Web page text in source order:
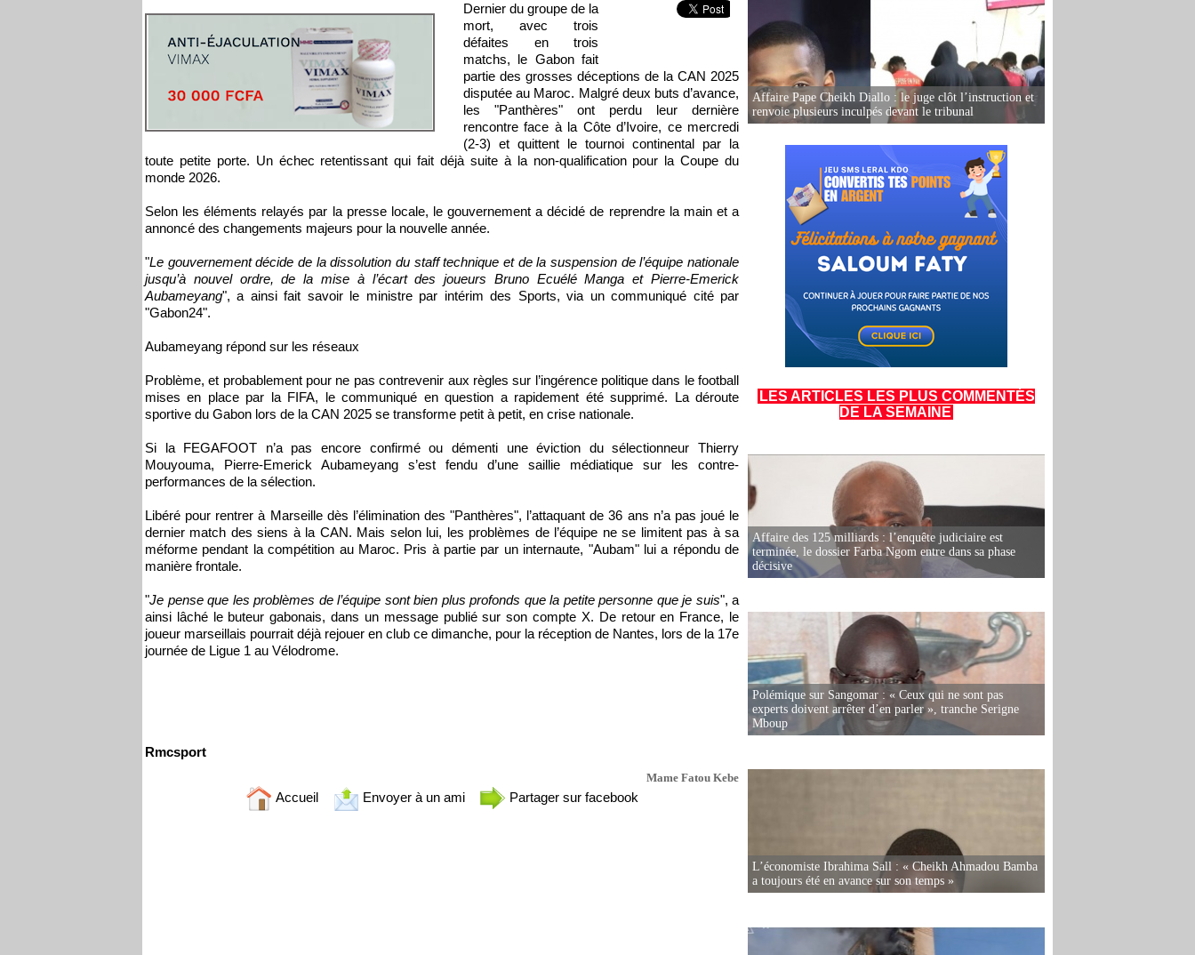
Dernier du groupe de la
mort, avec trois
défaites en trois
matchs, le Gabon fait
partie des grosses déceptions de la CAN 2025
disputée au Maroc. Malgré deux buts d’avance,
les "Panthères" ont perdu leur dernière
rencontre face à la Côte d’Ivoire, ce mercredi
(2-3) et quittent le tournoi continental par la
toute petite porte. Un échec retentissant qui fait déjà suite à la non-qualification pour la Coupe du
monde 2026.
Selon les éléments relayés par la presse locale, le gouvernement a décidé de reprendre la main et a
annoncé des changements majeurs pour la nouvelle année.
"Le gouvernement décide de la dissolution du staff technique et de la suspension de l’équipe nationale
jusqu’à nouvel ordre, de la mise à l’écart des joueurs Bruno Ecuélé Manga et Pierre-Emerick
Aubameyang", a ainsi fait savoir le ministre par intérim des Sports, via un communiqué cité par
"Gabon24".
Aubameyang répond sur les réseaux
Problème, et probablement pour ne pas contrevenir aux règles sur l’ingérence politique dans le football
mises en place par la FIFA, le communiqué en question a rapidement été supprimé. La déroute
sportive du Gabon lors de la CAN 2025 se transforme petit à petit, en crise nationale.
Si la FEGAFOOT n’a pas encore confirmé ou démenti une éviction du sélectionneur Thierry
Mouyouma, Pierre-Emerick Aubameyang s’est fendu d’une saillie médiatique sur les contre-
performances de la sélection.
Libéré pour rentrer à Marseille dès l’élimination des "Panthères", l’attaquant de 36 ans n’a pas joué le
dernier match des siens à la CAN. Mais selon lui, les problèmes de l’équipe ne se limitent pas à sa
méforme pendant la compétition au Maroc. Pris à partie par un internaute, "Aubam" lui a répondu de
manière frontale.
"Je pense que les problèmes de l’équipe sont bien plus profonds que la petite personne que je suis", a
ainsi lâché le buteur gabonais, dans un message publié sur son compte X. De retour en France, le
joueur marseillais pourrait déjà rejouer en club ce dimanche, pour la réception de Nantes, lors de la 17e
journée de Ligue 1 au Vélodrome.
Rmcsport
Mame Fatou Kebe
Accueil Envoyer à un ami Partager sur facebook
Affaire Pape Cheikh Diallo : le juge clôt l’instruction et
renvoie plusieurs inculpés devant le tribunal
LES ARTICLES LES PLUS COMMENTÉS
DE LA SEMAINE
Affaire des 125 milliards : l’enquête judiciaire est
terminée, le dossier Farba Ngom entre dans sa phase
décisive
Polémique sur Sangomar : « Ceux qui ne sont pas
experts doivent arrêter d’en parler », tranche Serigne
Mboup
L’économiste Ibrahima Sall : « Cheikh Ahmadou Bamba
a toujours été en avance sur son temps »